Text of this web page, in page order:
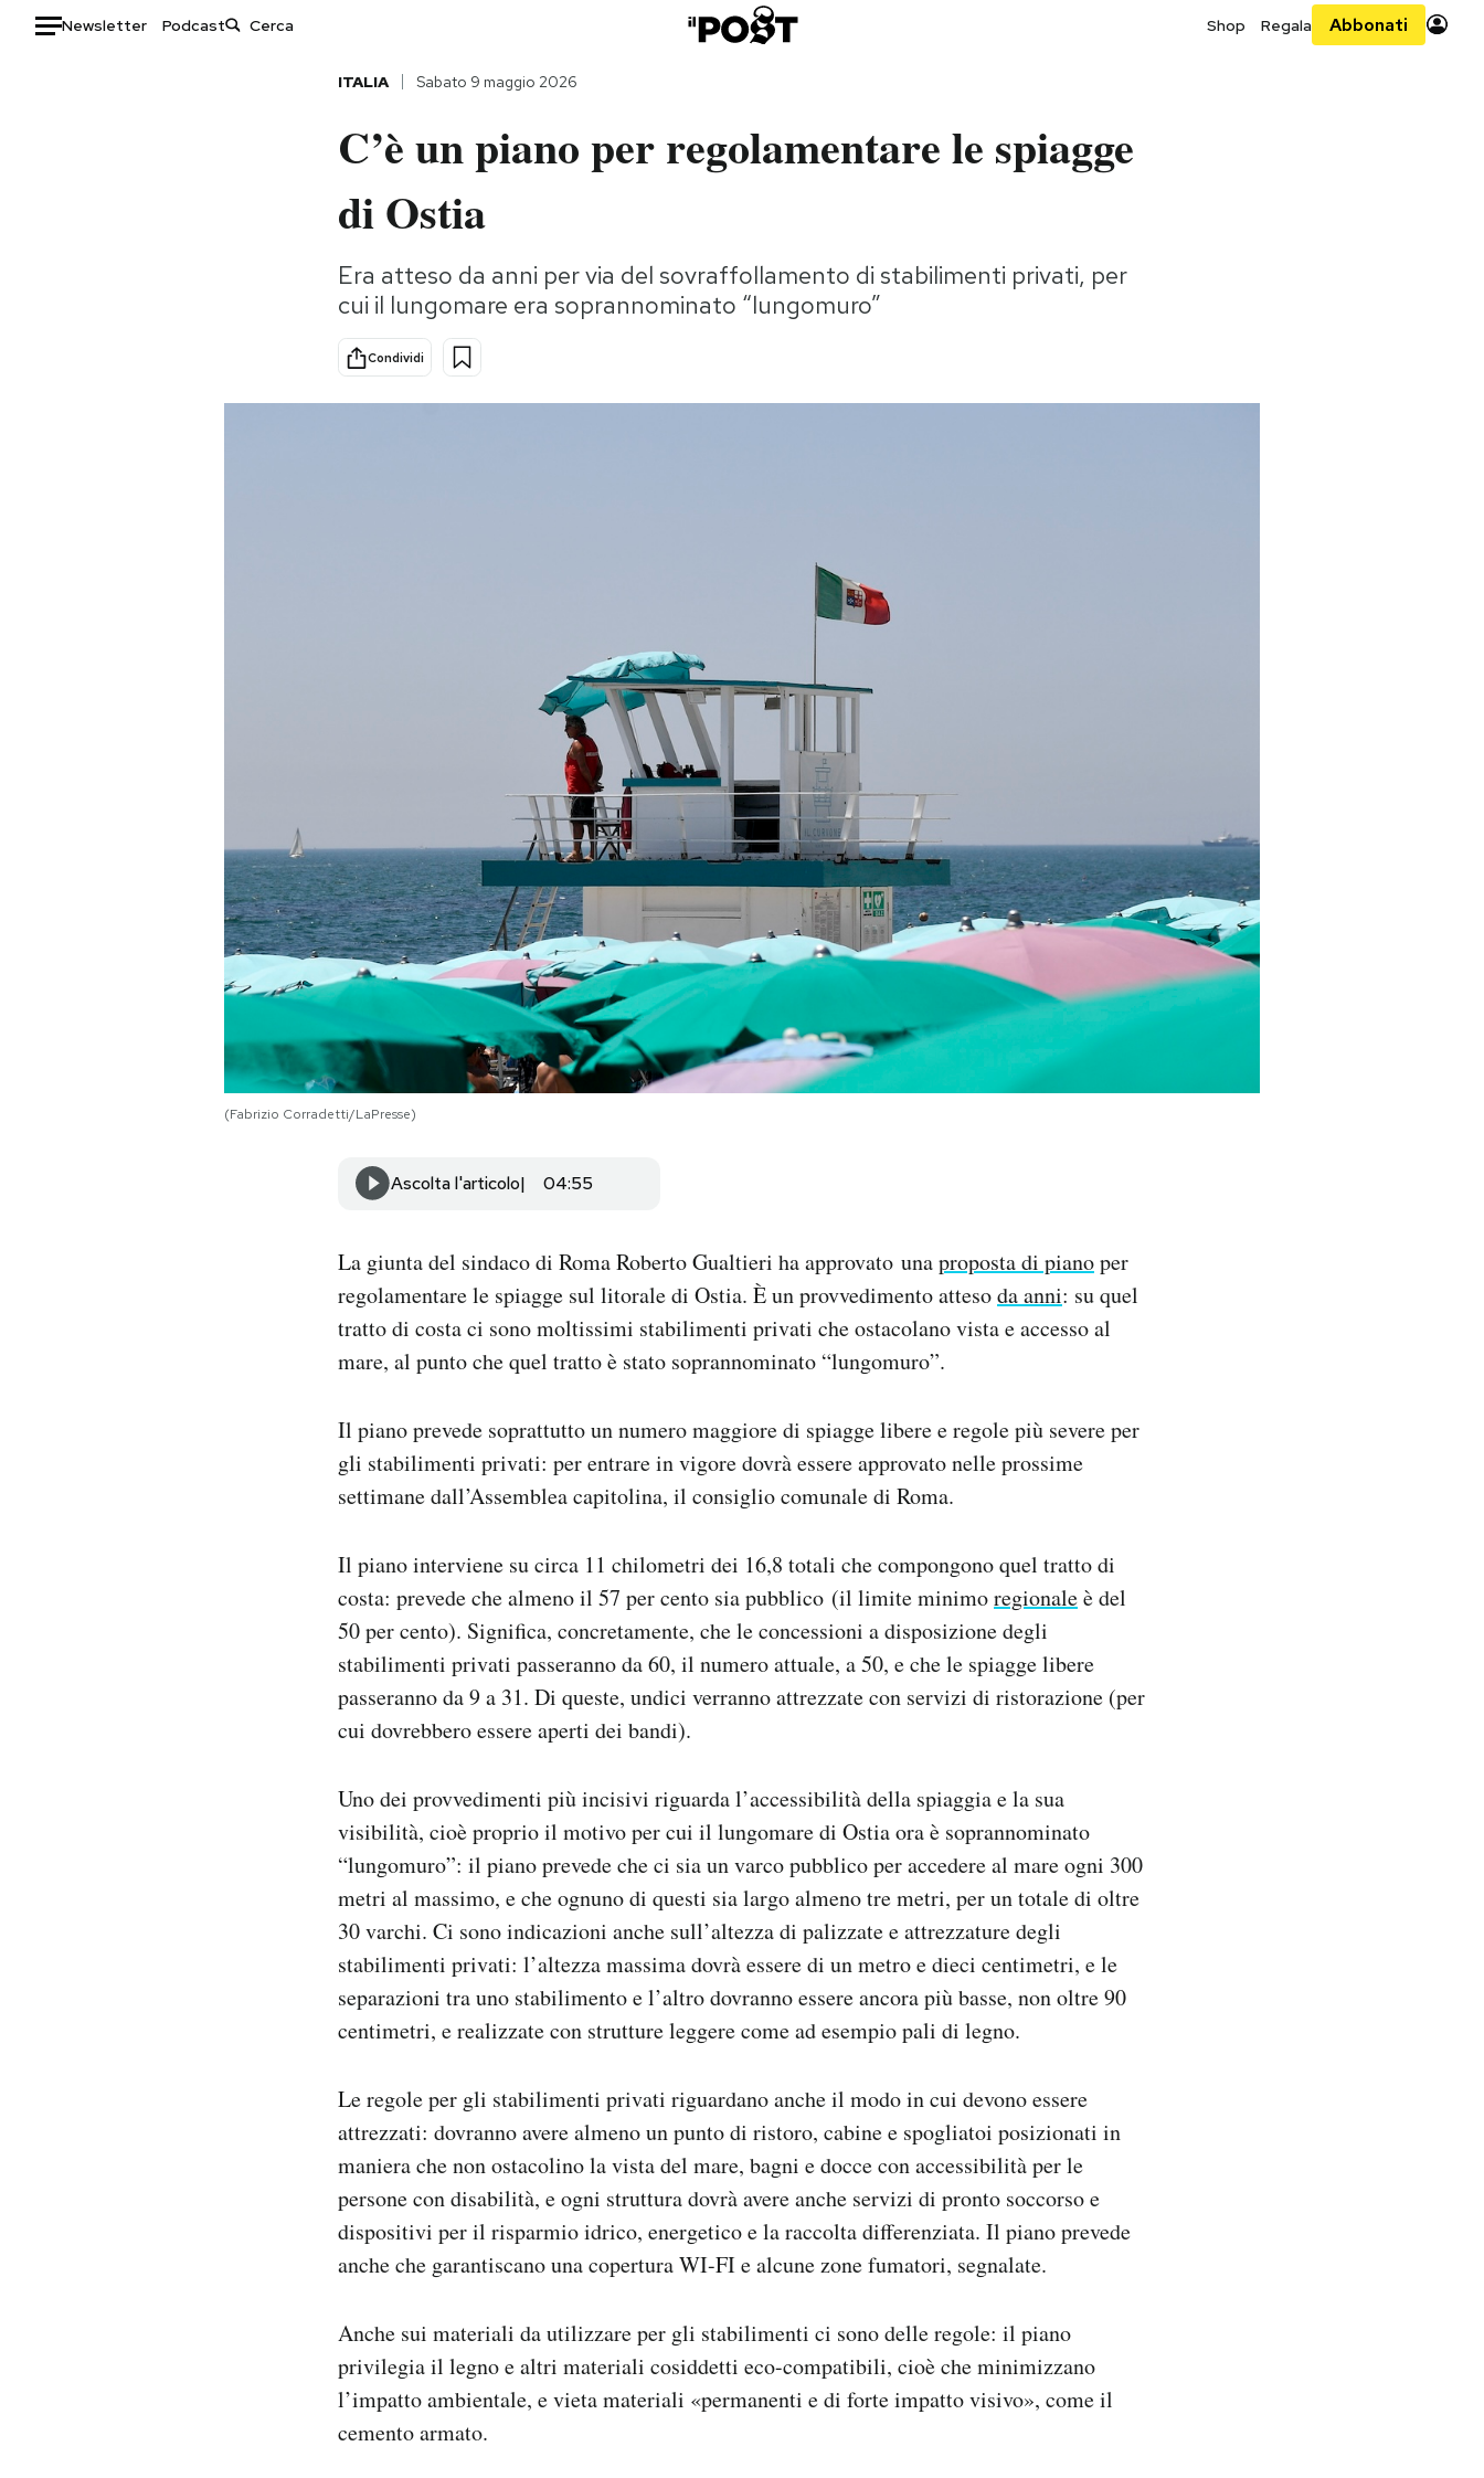
Newsletter Podcast Shop Regala Abbonati
Storie/Idee
Ok Boomer!
Altrecose
AREA PERSONALE
ITALIA Sabato 9 maggio 2026
C’è un piano per regolamentare le spiagge
di Ostia
Era atteso da anni per via del sovraffollamento di stabilimenti privati, per
cui il lungomare era soprannominato “lungomuro”
Condividi
(Fabrizio Corradetti/LaPresse)
Ascolta l'articolo 04:55
La giunta del sindaco di Roma Roberto Gualtieri ha approvato unaproposta di pianoper
regolamentare le spiagge sul litorale di Ostia. È un provvedimento attesoda anni: su quel
tratto di costa ci sono moltissimi stabilimenti privati che ostacolano vista e accesso al
mare, al punto che quel tratto è stato soprannominato “lungomuro”.
Il piano prevede soprattutto un numero maggiore di spiagge libere e regole più severe per
gli stabilimenti privati: per entrare in vigore dovrà essere approvato nelle prossime
settimane dall’Assemblea capitolina, il consiglio comunale di Roma.
Il piano interviene su circa 11 chilometri dei 16,8 totali che compongono quel tratto di
costa: prevede che almeno il 57 per cento sia pubblico (il limite minimoregionaleè del
50 per cento). Significa, concretamente, che le concessioni a disposizione degli
stabilimenti privati passeranno da 60, il numero attuale, a 50, e che le spiagge libere
passeranno da 9 a 31. Di queste, undici verranno attrezzate con servizi di ristorazione (per
cui dovrebbero essere aperti dei bandi).
Uno dei provvedimenti più incisivi riguarda l’accessibilità della spiaggia e la sua
visibilità, cioè proprio il motivo per cui il lungomare di Ostia ora è soprannominato
“lungomuro”: il piano prevede che ci sia un varco pubblico per accedere al mare ogni 300
metri al massimo, e che ognuno di questi sia largo almeno tre metri, per un totale di oltre
30 varchi. Ci sono indicazioni anche sull’altezza di palizzate e attrezzature degli
stabilimenti privati: l’altezza massima dovrà essere di un metro e dieci centimetri, e le
separazioni tra uno stabilimento e l’altro dovranno essere ancora più basse, non oltre 90
centimetri, e realizzate con strutture leggere come ad esempio pali di legno.
Le regole per gli stabilimenti privati riguardano anche il modo in cui devono essere
attrezzati: dovranno avere almeno un punto di ristoro, cabine e spogliatoi posizionati in
maniera che non ostacolino la vista del mare, bagni e docce con accessibilità per le
persone con disabilità, e ogni struttura dovrà avere anche servizi di pronto soccorso e
dispositivi per il risparmio idrico, energetico e la raccolta differenziata. Il piano prevede
anche che garantiscano una copertura WI-FI e alcune zone fumatori, segnalate.
Anche sui materiali da utilizzare per gli stabilimenti ci sono delle regole: il piano
privilegia il legno e altri materiali cosiddetti eco-compatibili, cioè che minimizzano
l’impatto ambientale, e vieta materiali «permanenti e di forte impatto visivo», come il
cemento armato.